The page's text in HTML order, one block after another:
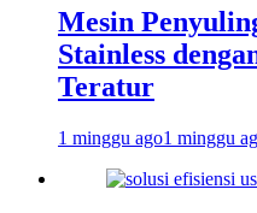
Mesin
Stainless
Teratur
1 minggu ago1 minggu